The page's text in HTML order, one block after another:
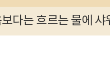
다는 흐르는 물에